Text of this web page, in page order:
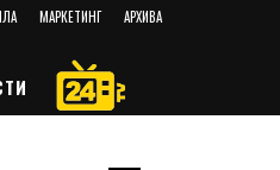
МАРКЕТИНГ АРХИВА